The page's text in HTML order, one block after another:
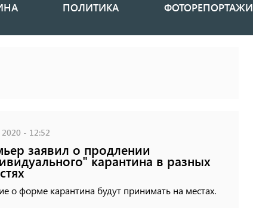
ПОЛИТИКА ФОТОРЕПОРТАЖИ
2020 - 12:52
заявил о продлении
карантина в разных
о форме карантина будут принимать на местах.